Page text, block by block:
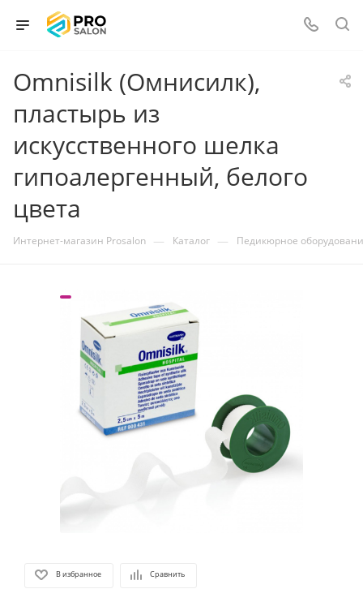
Omnisilk (Омнисилк),
пластырь из
искусственного шелка
гипоалергенный, белого
цвета
Интернет-магазин Prosalon — Каталог — Педикюрное
В избранное Сравнить